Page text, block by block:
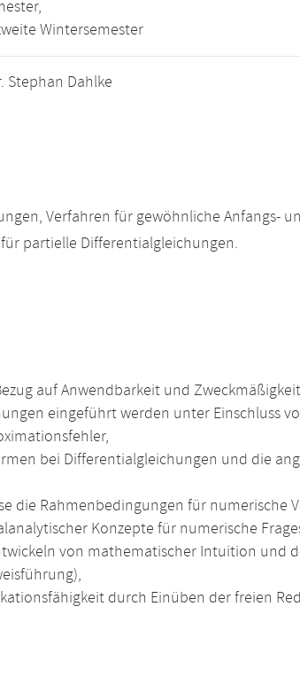
Wintersemester
Stephan Dahlke
Verfahren für gewöhnliche Anfangs-
partielle Differentialgleichungen.
auf Anwendbarkeit und
eingeführt werden unter Einschluss
bei Differentialgleichungen und die
die Rahmenbedingungen für numerische
Konzepte für numerische
von mathematischer Intuition und
durch Einüben der freien